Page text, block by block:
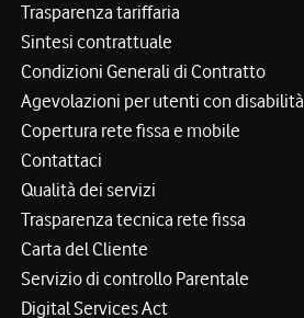
Trasparenza tariffaria
Sintesi contrattuale
Condizioni Generali di Contratto
Agevolazioni per utenti con disabilità
Copertura rete fissa e mobile
Contattaci
Qualità dei servizi
Trasparenza tecnica rete fissa
Carta del Cliente
Servizio di controllo Parentale
Digital Services Act